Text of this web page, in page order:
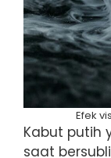
Efek
Kabut putih
saat